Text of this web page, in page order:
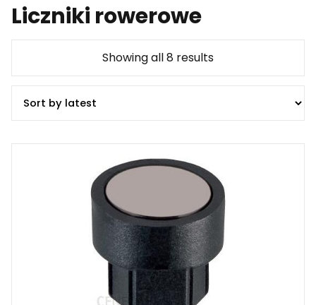
Liczniki rowerowe
Showing all 8 results